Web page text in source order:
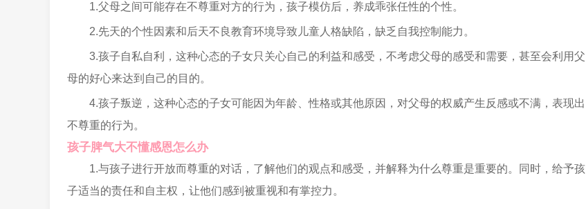
1.父母之间可能存在不尊重对方的行为，孩子模仿后，养成乖张任性的个性。
2.先天的个性因素和后天不良教育环境导致儿童人格缺陷，缺乏自我控制能力。
3.孩子自私自利，这种心态的子女只关心自己的利益和感受，不考虑父母的感受和需要，甚至会利用父
母的好心来达到自己的目的。
4.孩子叛逆，这种心态的子女可能因为年龄、性格或其他原因，对父母的权威产生反感或不满，表现出
不尊重的行为。
孩子脾气大不懂感恩怎么办
1.与孩子进行开放而尊重的对话，了解他们的观点和感受，并解释为什么尊重是重要的。同时，给予孩
子适当的责任和自主权，让他们感到被重视和有掌控力。